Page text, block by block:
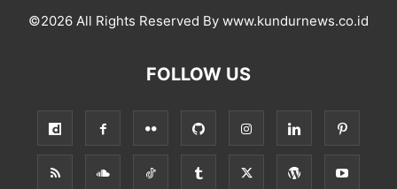
©2026 All Rights Reserved By www.kundurnews.co.id
FOLLOW US